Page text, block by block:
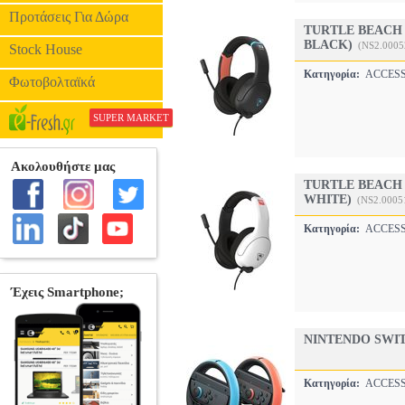
Προτάσεις Για Δώρα
Stock House
Φωτοβολταϊκά
SUPER MARKET
TURTLE
BLACK)
Κατηγορία:
TURTLE
WHITE)
Κατηγορία:
NINTENDO
Κατηγορία: